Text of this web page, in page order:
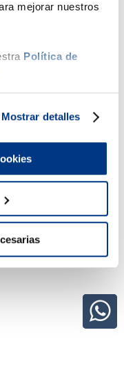
mejorar nuestros
Política de
Mostrar detalles